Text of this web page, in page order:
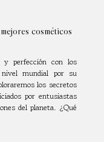
cosméticos
y perfección con los
nivel mundial por su
los secretos
por entusiastas
del planeta. ¿Qué